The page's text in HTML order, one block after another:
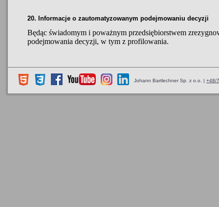
20. Informacje o zautomatyzowanym podejmowaniu decyzji
Będąc świadomym i poważnym przedsiębiorstwem
podejmowania decyzji, w tym z profilowania.
Johann Bartlechner Sp. z o.o. | +48/